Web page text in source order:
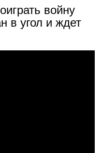
войну
в угол и ждет